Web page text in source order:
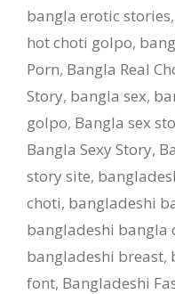
bangla erotic stories,
hot choti golpo,
Porn, Bangla Real
Story, bangla sex,
golpo, Bangla sex
Bangla Sexy Story,
story site,
choti, bangladeshi
bangladeshi bangla
bangladeshi breast,
font, Bangladeshi